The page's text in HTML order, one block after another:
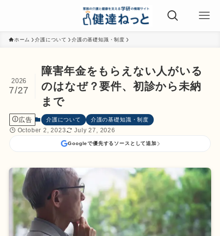
ホーム 介護について 介護の基礎知識・制度
障害年金をもらえない人がいる
のはなぜ？要件、初診から未納
まで
2026
7/27
広告 介護について 介護の基礎知識・制度
October 2, 2023 July 27, 2026
Googleで優先するソースとして追加